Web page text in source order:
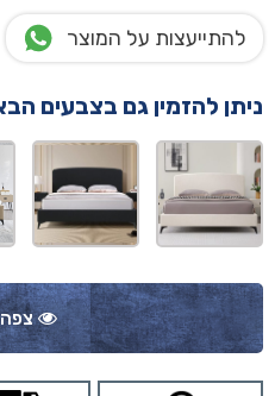
להתייעצות על המוצר
ניתן להזמין גם בצבעים